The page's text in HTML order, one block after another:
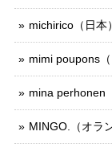
michirico（日本）
mimi poupons（
mina perhonen
MINGO.（オラ